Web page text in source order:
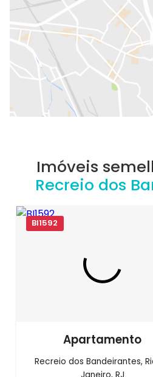
Imóveis
Recreio dos
BI1592
Apartamento
Recreio dos Bandeirantes,